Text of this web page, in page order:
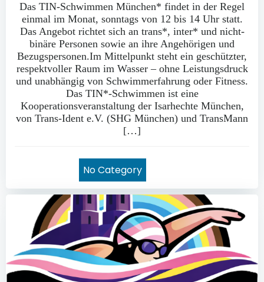
Das TIN-Schwimmen München* findet in der Regel
einmal im Monat, sonntags von 12 bis 14 Uhr statt.
Das Angebot richtet sich an trans*, inter* und nicht-
binäre Personen sowie an ihre Angehörigen und
Bezugspersonen.Im Mittelpunkt steht ein geschützter,
respektvoller Raum im Wasser – ohne Leistungsdruck
und unabhängig von Schwimmerfahrung oder Fitness.
Das TIN*-Schwimmen ist eine
Kooperationsveranstaltung der Isarhechte München,
von Trans-Ident e.V. (SHG München) und TransMann
[…]
No Category